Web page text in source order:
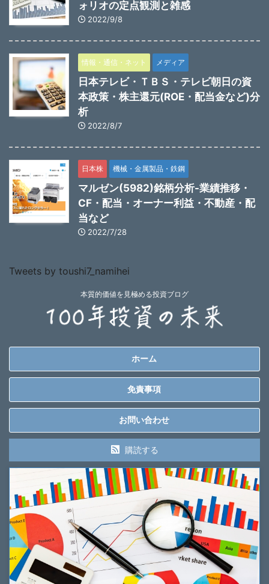
ォリオの定点観測と雑感
2022/9/8
情報・通信・ネット メディア
日本テレビ・ＴＢＳ・テレビ朝日の資
本政策・株主還元(ROE・配当金など)分
析
2022/8/7
日本株 機械・金属製品・鉄鋼
マルゼン(5982)銘柄分析-業績推移・
CF・配当・オーナー利益・不動産・配
当など
2022/7/28
Tweets by toushi7_namihei
本質的価値を見極める投資ブログ
ホーム
免責事項
お問い合わせ
購読する